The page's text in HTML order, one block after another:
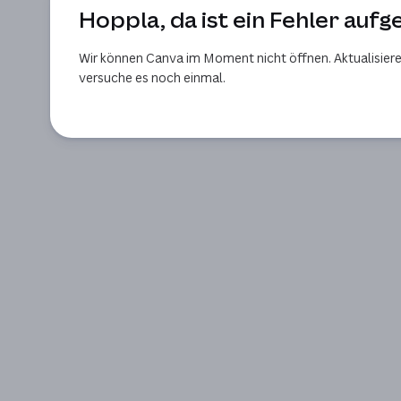
Hoppla, da ist ein Fehler
Wir können Canva im Moment nicht öffnen.
versuche es noch einmal.